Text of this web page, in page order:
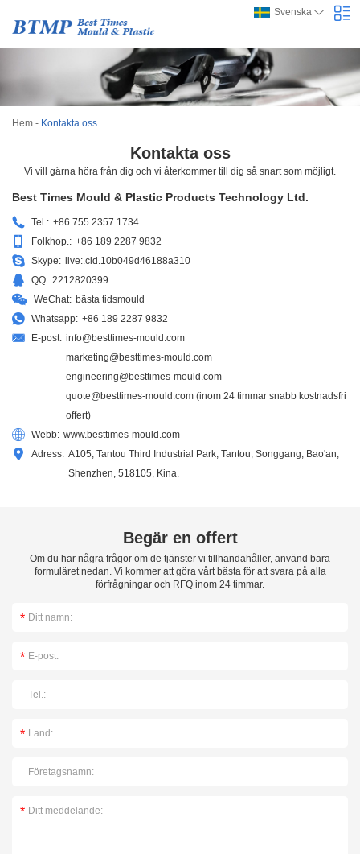
Svenska
Hem - Kontakta oss
Kontakta oss
Vi vill gärna höra från dig och vi återkommer till dig så snart som möjligt.
Best Times Mould & Plastic Products Technology Ltd.
Tel.: +86 755 2357 1734
Folkhop.: +86 189 2287 9832
Skype: live:.cid.10b049d46188a310
QQ: 2212820399
WeChat: bästa tidsmould
Whatsapp: +86 189 2287 9832
E-post: info@besttimes-mould.com
marketing@besttimes-mould.com
engineering@besttimes-mould.com
quote@besttimes-mould.com (inom 24 timmar snabb kostnadsfri
offert)
Webb: www.besttimes-mould.com
Adress: A105, Tantou Third Industrial Park, Tantou, Songgang, Bao'an,
Shenzhen, 518105, Kina.
Begär en offert
Om du har några frågor om de tjänster vi tillhandahåller, använd bara
formuläret nedan. Vi kommer att göra vårt bästa för att svara på alla
förfrågningar och RFQ inom 24 timmar.